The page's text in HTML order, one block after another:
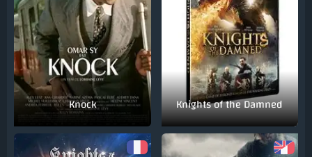
Knock Knights of the Damned